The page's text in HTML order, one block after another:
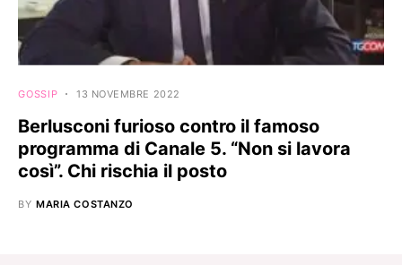
GOSSIP 13 NOVEMBRE 2022
Berlusconi furioso contro il famoso
programma di Canale 5. “Non si lavora
così”. Chi rischia il posto
BY MARIA COSTANZO